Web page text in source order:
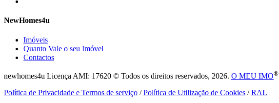
NewHomes4u
Imóveis
Quanto Vale o seu Imóvel
Contactos
newhomes4u Licença AMI: 17620 © Todos os direitos reservados, 2026. O MEU IMO®
Política de Privacidade e Termos de serviço /Política de Utilização de Cookies /RAL